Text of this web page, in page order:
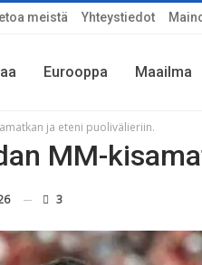
meistä Yhteystiedot
Eurooppa Maailma
ja eteni puolivälieriin.
MM-
3